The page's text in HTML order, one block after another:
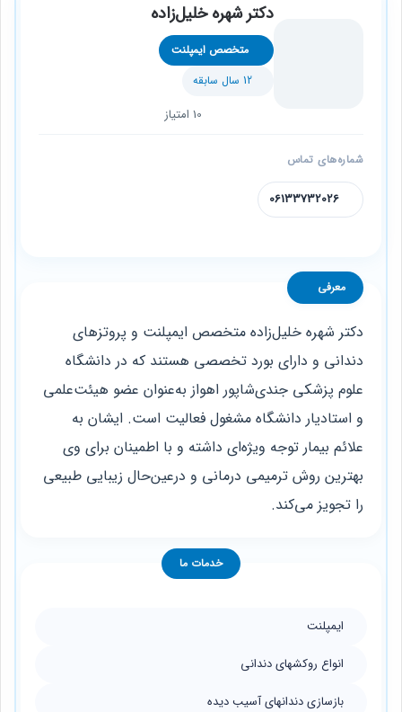
دکتر شهره خلیل‌زاده
متخصص ایمپلنت
12 سال سابقه
10 امتیاز
شماره‌های تماس
06133732026
معرفی
دکتر شهره خلیل‌زاده متخصص ایمپلنت و پروتزهای
دندانی و دارای بورد تخصصی هستند که در دانشگاه
علوم پزشکی جندی‌شاپور اهواز به‌عنوان عضو هیئت‌علمی
و استادیار دانشگاه مشغول فعالیت است. ایشان به
علائم بیمار توجه ویژه‌ای داشته و با اطمینان برای وی
بهترین روش ترمیمی درمانی و درعین‌حال زیبایی طبیعی
را تجویز می‌کند.
خدمات ما
ایمپلنت
انواع روکشهای دندانی
بازسازی دندانهای آسیب دیده